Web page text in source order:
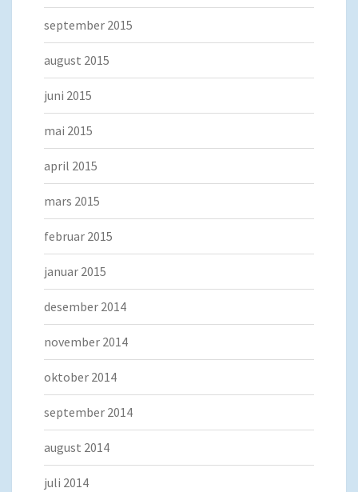
september 2015
august 2015
juni 2015
mai 2015
april 2015
mars 2015
februar 2015
januar 2015
desember 2014
november 2014
oktober 2014
september 2014
august 2014
juli 2014